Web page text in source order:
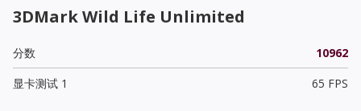
3DMark Wild Life Unlimited
分数
10962
显卡测试 1
65 FPS